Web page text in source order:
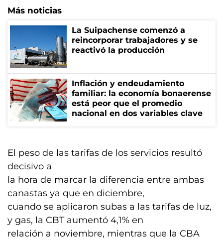
Más noticias
La Suipachense comenzó a
reincorporar trabajadores y se
reactivó la producción
Inflación y endeudamiento
familiar: la economía bonaerense
está peor que el promedio
nacional en dos variables clave
El peso de las tarifas de los servicios resultó
decisivo a
la hora de marcar la diferencia entre ambas
canastas ya que en diciembre,
cuando se aplicaron subas a las tarifas de luz,
y gas, la CBT aumentó 4,1% en
relación a noviembre, mientras que la CBA